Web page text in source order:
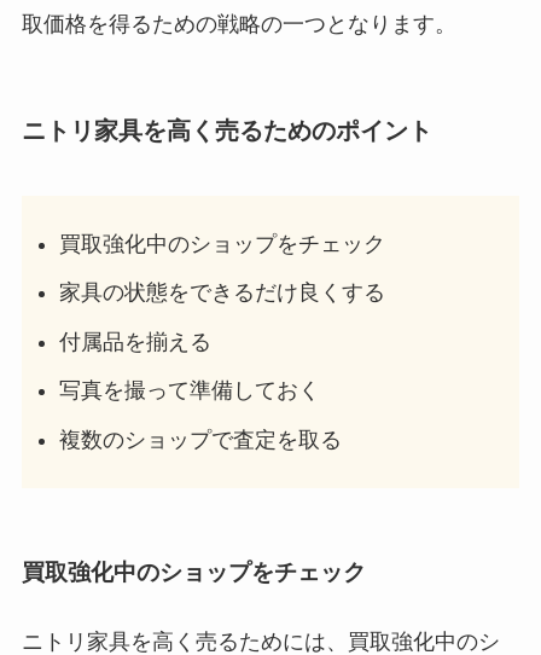
取価格を得るための戦略の一つとなります。
ニトリ家具を高く売るためのポイント
買取強化中のショップをチェック
家具の状態をできるだけ良くする
付属品を揃える
写真を撮って準備しておく
複数のショップで査定を取る
買取強化中のショップをチェック
ニトリ家具を高く売るためには、買取強化中のシ